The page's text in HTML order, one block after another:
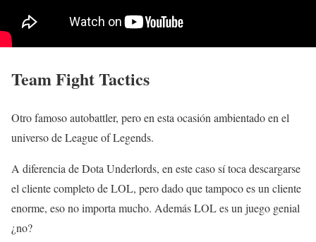
Team Fight Tactics
Otro famoso autobattler, pero en esta ocasión ambientado en el
universo de League of Legends.
A diferencia de Dota Underlords, en este caso sí toca descargarse
el cliente completo de LOL, pero dado que tampoco es un cliente
enorme, eso no importa mucho. Además LOL es un juego genial
¿no?